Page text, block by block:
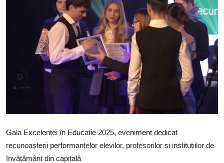
Sectorul Rîșcani
Căutați pe Internet
Gala Excelenței în Educație 2025, eveniment dedicat
recunoașterii performanțelor elevilor, profesorilor și instituțiilor de
învățământ din capitală